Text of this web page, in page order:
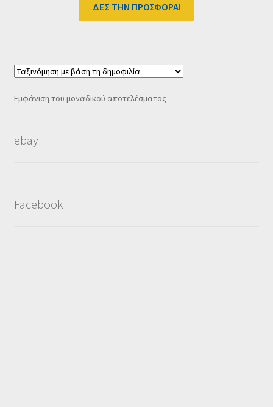
ΔΕΣ ΤΗΝ ΠΡΟΣΦΟΡΑ!
Εμφάνιση του μοναδικού αποτελέσματος
ebay
Facebook